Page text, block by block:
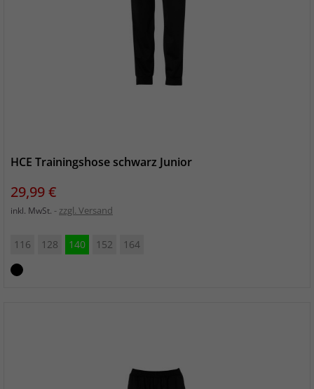
HCE Trainingshose schwarz Junior
Preis
29,99 €
inkl. MwSt. zzgl. Versand
116 128 140 152 164
schwarz_schwarz